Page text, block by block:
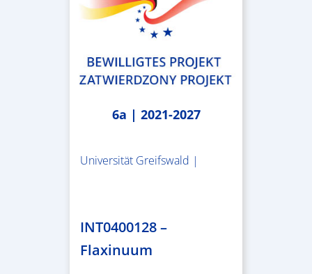
6a | 2021-2027
Universität Greifswald |
INT0400128 –
Flaxinuum